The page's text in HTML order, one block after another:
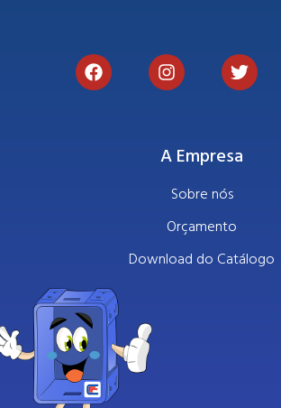
A Empresa
Sobre nós
Orçamento
Download do Catálogo